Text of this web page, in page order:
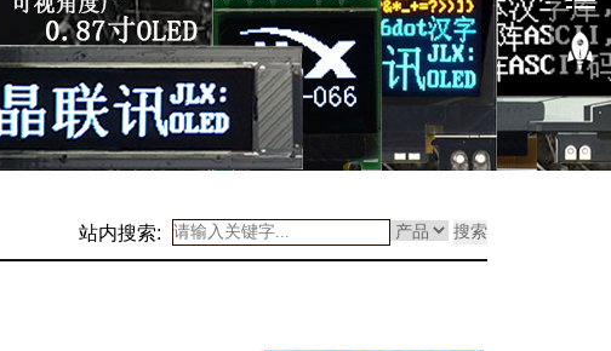
站内搜索: 搜索